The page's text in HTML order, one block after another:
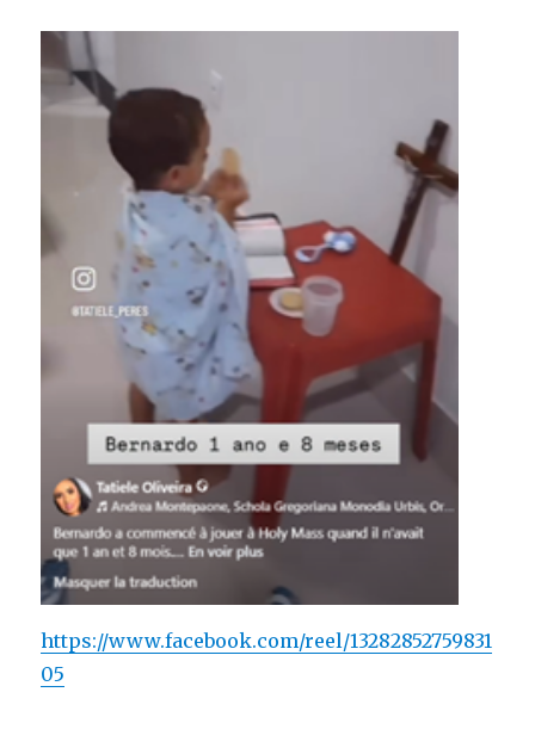
https://www.facebook.com/reel/13282852759831
05